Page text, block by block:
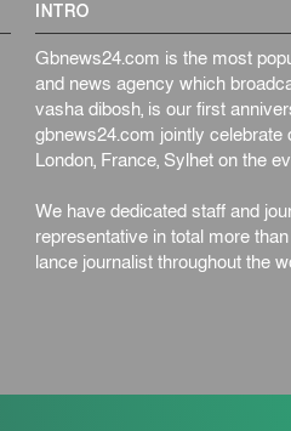
INTRO
Gbnews24.com is the most
and news agency which
vasha dibosh, is our first
gbnews24.com jointly
London, France, Sylhet on the
We have dedicated staff and
representative in total more
lance journalist throughout the